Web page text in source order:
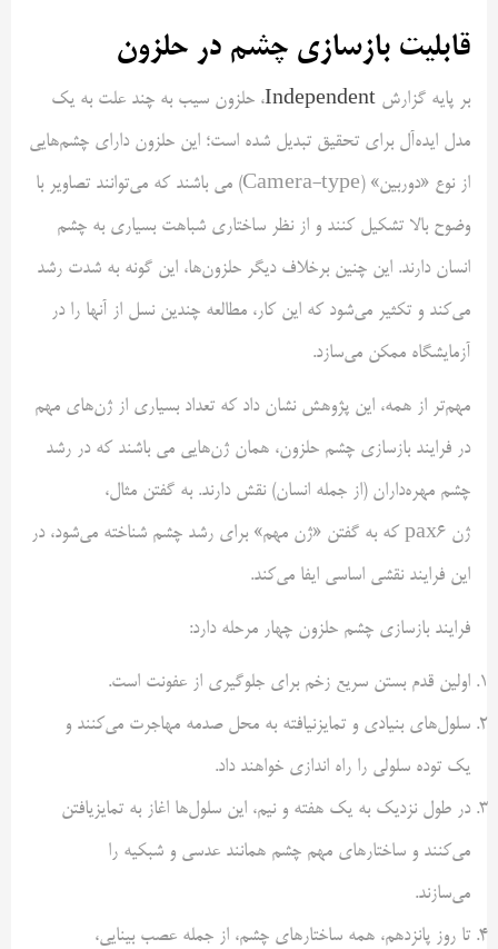
قابلیت بازسازی چشم در حلزون
بر پایه گزارش Independent، حلزون سیب به چند علت به یک
مدل ایده‌آل برای تحقیق تبدیل شده است؛ این حلزون دارای چشم‌هایی
از نوع «دوربین» (Camera-type) می باشند که می‌توانند تصاویر با
وضوح بالا تشکیل کنند و از نظر ساختاری شباهت بسیاری به چشم
انسان دارند. این چنین برخلاف دیگر حلزون‌ها، این گونه به شدت رشد
می‌کند و تکثیر می‌شود که این کار، مطالعه چندین نسل از آنها را در
آزمایشگاه ممکن می‌سازد.
مهم‌تر از همه، این پژوهش نشان داد که تعداد بسیاری از ژن‌های مهم
در فرایند بازسازی چشم حلزون، همان ژن‌هایی می باشند که در رشد
چشم مهره‌داران (از جمله انسان) نقش دارند. به گفتن مثال،
ژن pax6 که به گفتن «ژن مهم» برای رشد چشم شناخته می‌شود، در
این فرایند نقشی اساسی ایفا می‌کند.
فرایند بازسازی چشم حلزون چهار مرحله دارد:
اولین قدم بستن سریع زخم برای جلوگیری از عفونت است.
سلول‌های بنیادی و تمایزنیافته به محل صدمه مهاجرت می‌کنند و
یک توده سلولی را راه اندازی خواهند داد.
در طول نزدیک به یک هفته و نیم، این سلول‌ها اغاز به تمایزیافتن
می‌کنند و ساختارهای مهم چشم همانند عدسی و شبکیه را
می‌سازند.
تا روز پانزدهم، همه ساختارهای چشم، از جمله عصب بینایی،